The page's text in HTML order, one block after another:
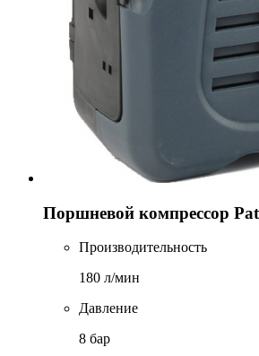
Поршневой компрессор
Производительность
180 л/мин
Давление
8 бар